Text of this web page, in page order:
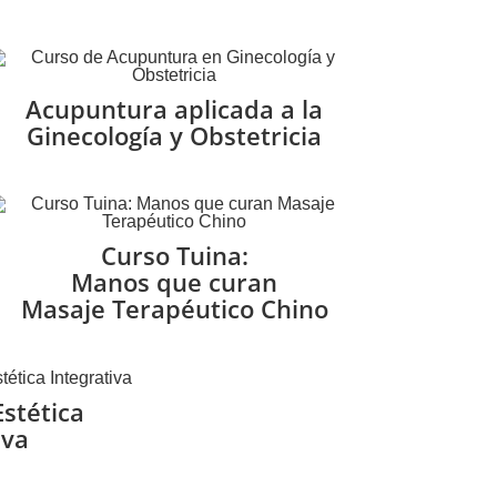
Acupuntura aplicada a la
Ginecología y Obstetricia
Curso Tuina:
Manos que curan
Masaje Terapéutico Chino